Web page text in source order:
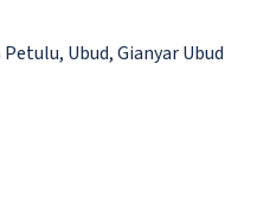
Ubud, Gianyar Ubud